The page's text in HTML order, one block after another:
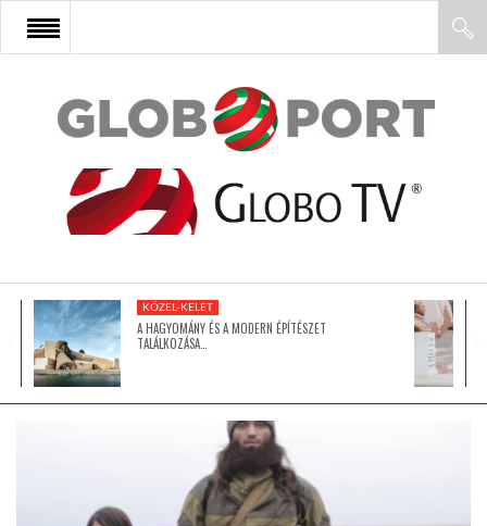
FŐOLDAL
AFRIKA
ÁZSIA
KÖZEL-KELET
A HAGYOMÁNY ÉS A MODERN ÉPÍTÉSZET
TALÁLKOZÁSA…